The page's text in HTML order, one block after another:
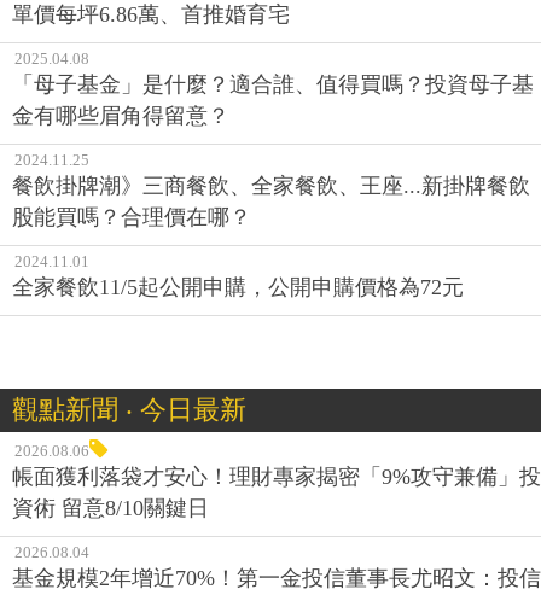
單價每坪6.86萬、首推婚育宅
2025.04.08
「母子基金」是什麼？適合誰、值得買嗎？投資母子基
金有哪些眉角得留意？
2024.11.25
餐飲掛牌潮》三商餐飲、全家餐飲、王座...新掛牌餐飲
股能買嗎？合理價在哪？
2024.11.01
全家餐飲11/5起公開申購，公開申購價格為72元
觀點新聞 ‧ 今日最新
2026.08.06
帳面獲利落袋才安心！理財專家揭密「9%攻守兼備」投
資術 留意8/10關鍵日
2026.08.04
基金規模2年增近70%！第一金投信董事長尤昭文：投信